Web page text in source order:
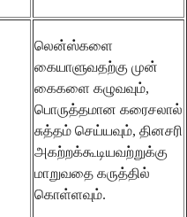
லென்ஸ்களை
கையாளுவதற்கு முன்
கைகளை கழுவவும்,
பொருத்தமான கரைசலால்
சுத்தம் செய்யவும், தினசரி
அகற்றக்கூடியவற்றுக்கு
மாறுவதை கருத்தில்
கொள்ளவும்.